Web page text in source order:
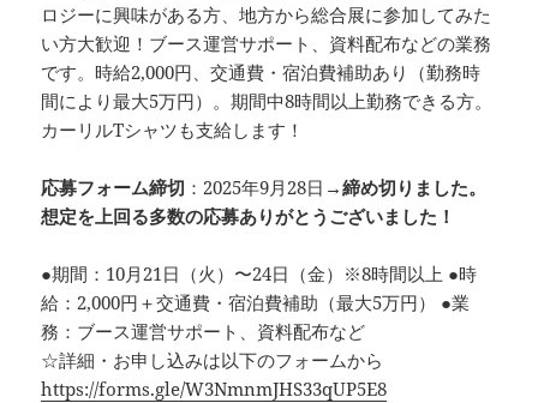
ロジーに興味がある方、地方から総合展に参加してみた
い方大歓迎！ブース運営サポート、資料配布などの業務
です。時給2,000円、交通費・宿泊費補助あり（勤務時
間により最大5万円）。期間中8時間以上勤務できる方。
カーリルTシャツも支給します！
応募フォーム締切 ：2025年9月28日→締め切りました。
想定を上回る多数の応募ありがとうございました！
●期間：10月21日（火）〜24日（金）※8時間以上 ●時
給：2,000円＋交通費・宿泊費補助（最大5万円） ●業
務：ブース運営サポート、資料配布など
☆詳細・お申し込みは以下のフォームから
https://forms.gle/W3NmnmJHS33qUP5E8